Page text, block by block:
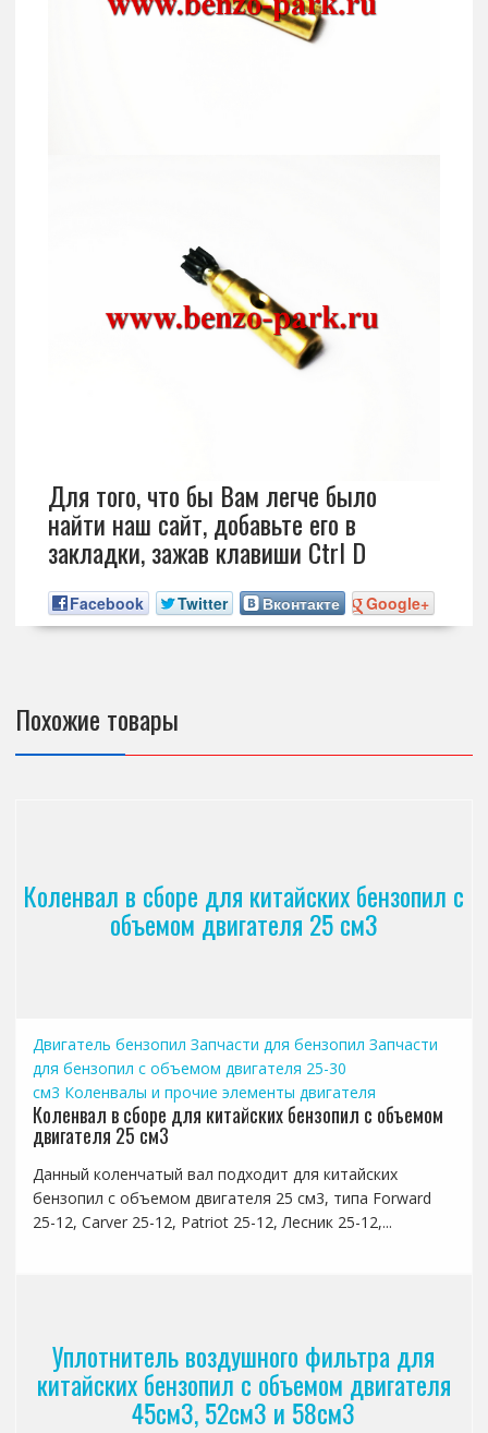
Для того, что бы Вам легче было
найти наш сайт, добавьте его в
закладки, зажав клавиши Ctrl D
Facebook Twitter Вконтакте Google+
Похожие товары
Коленвал в сборе для китайских бензопил с
объемом двигателя 25 см3
Двигатель бензопил Запчасти для бензопил Запчасти
для бензопил с объемом двигателя 25-30
см3 Коленвалы и прочие элементы двигателя
Коленвал в сборе для китайских бензопил с объемом
двигателя 25 см3
Данный коленчатый вал подходит для китайских
бензопил с объемом двигателя 25 см3, типа Forward
25-12, Carver 25-12, Patriot 25-12, Лесник 25-12,...
Уплотнитель воздушного фильтра для
китайских бензопил с объемом двигателя
45см3, 52см3 и 58см3